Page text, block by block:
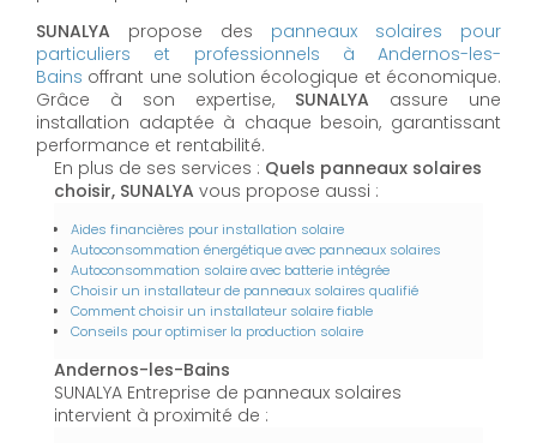
SUNALYA propose des panneaux solaires pour
particuliers et professionnels à Andernos-les-
Bains offrant une solution écologique et économique.
Grâce à son expertise, SUNALYA assure une
installation adaptée à chaque besoin, garantissant
performance et rentabilité.
En plus de ses services : Quels panneaux solaires
choisir, SUNALYA vous propose aussi :
Aides financières pour installation solaire
Autoconsommation énergétique avec panneaux solaires
Autoconsommation solaire avec batterie intégrée
Choisir un installateur de panneaux solaires qualifié
Comment choisir un installateur solaire fiable
Conseils pour optimiser la production solaire
Andernos-les-Bains
SUNALYA Entreprise de panneaux solaires
intervient à proximité de :